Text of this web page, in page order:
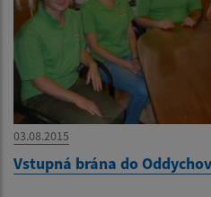
03.08.2015
Vstupná brána do